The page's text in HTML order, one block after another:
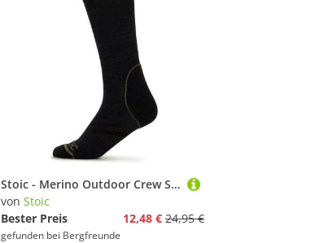
Stoic - Merino Outdoor Crew Socks Tech - Wandersocken Gr 36-38 schwarz
von Stoic
Bester Preis
12,48 € 24,95 €
gefunden bei Bergfreunde